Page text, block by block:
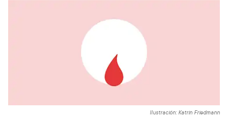
Ilustración: Katrin Friedmann